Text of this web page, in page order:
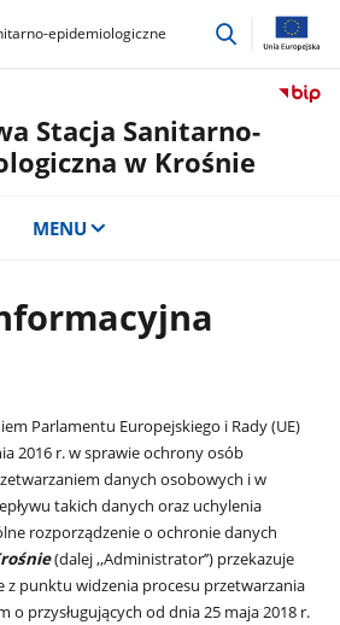
epidemiologiczne
przejdź
Stacja Sanitarno-
w Krośnie
MENU
Parlamentu Europejskiego i Rady (UE)
2016 r. w sprawie ochrony osób
danych osobowych i w
takich danych oraz uchylenia
rozporządzenie o ochronie danych
(dalej ,,Administrator’’) przekazuje
z punktu widzenia procesu przetwarzania
o przysługujących od dnia 25 maja 2018 r.